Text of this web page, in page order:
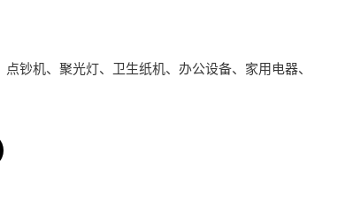
钞机、聚光灯、卫生纸机、办公设备、家用电器、